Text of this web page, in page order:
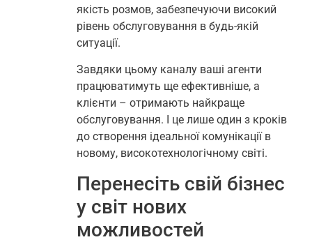
якість розмов, забезпечуючи високий
рівень обслуговування в будь-якій
ситуації.
Завдяки цьому каналу ваші агенти
працюватимуть ще ефективніше, а
клієнти – отримають найкраще
обслуговування. І це лише один з кроків
до створення ідеальної комунікації в
новому, високотехнологічному світі.
Перенесіть свій бізнес
у світ нових
можливостей